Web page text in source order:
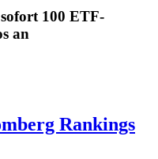
100 ETF-
an
Rankings